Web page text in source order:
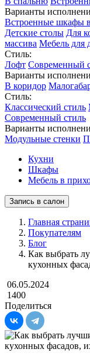
Варианты
Встроенные шкафы
Детские столы Для
массива Мебель для
Стиль:
Лофт Современный
Варианты
В коридор
Стиль:
Классический стиль
Современный стиль
Варианты
Модульные стенки
Кухни
Шкафы
Мебель в
Запись в салон
Главная
Покупателям
Блог
Как выбрать
кухонных
06.05.2024
1400
Поделиться